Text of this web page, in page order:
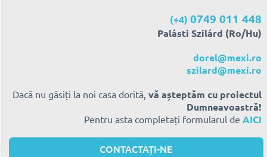
(+4) 0749 011 448
Palásti Szilárd (Ro/Hu)
dorel@mexi.ro
szilard@mexi.ro
Dacă nu găsiți la noi casa dorită, vă așteptăm cu proiectul
Dumneavoastră!
Pentru asta completați formularul de AICI
CONTACTAȚI-NE